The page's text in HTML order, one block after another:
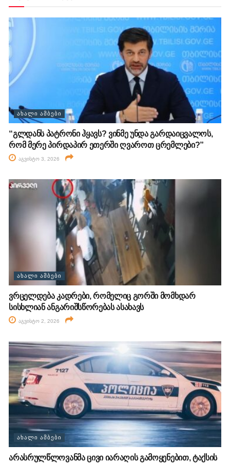
ᲐᲮᲐᲚᲘ ᲐᲛᲑᲔᲑᲘ
“გლდანს პატრონი ჰყავს? ვინმე უნდა გარდაიცვალოს,
რომ მერე პირდაპირ ეთერში ღვაროთ ცრემლები?”
აგვისტო 3, 2026
ᲐᲮᲐᲚᲘ ᲐᲛᲑᲔᲑᲘ
ვრცელდება კადრები, რომელიც გორში მომხდარ
სისხლიან ანგარიშსწორებას ასახავს
აგვისტო 2, 2026
ᲐᲮᲐᲚᲘ ᲐᲛᲑᲔᲑᲘ
არასრულწლოვანმა ცივი იარაღის გამოყენებით, ტაქსის